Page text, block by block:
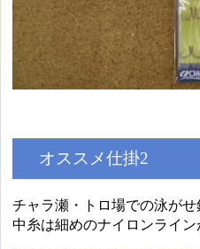
オススメ仕掛2
チャラ瀬・トロ場での泳が
中糸は細めのナイロンライン